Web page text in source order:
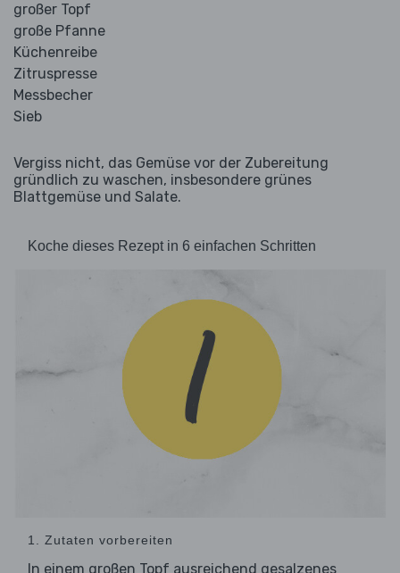
großer Topf
große Pfanne
Küchenreibe
Zitruspresse
Messbecher
Sieb
Vergiss nicht, das Gemüse vor der Zubereitung
gründlich zu waschen, insbesondere grünes
Blattgemüse und Salate.
Koche dieses Rezept in 6 einfachen Schritten
1. Zutaten vorbereiten
In einem großen Topf ausreichend gesalzenes